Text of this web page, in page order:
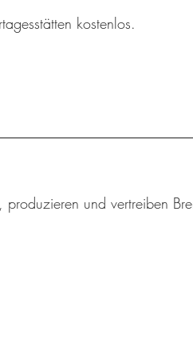
kostenlos.
produzieren und vertreiben